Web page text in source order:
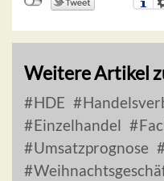
Weitere Artikel
HDE
Einzelhandel
Umsatzprognose